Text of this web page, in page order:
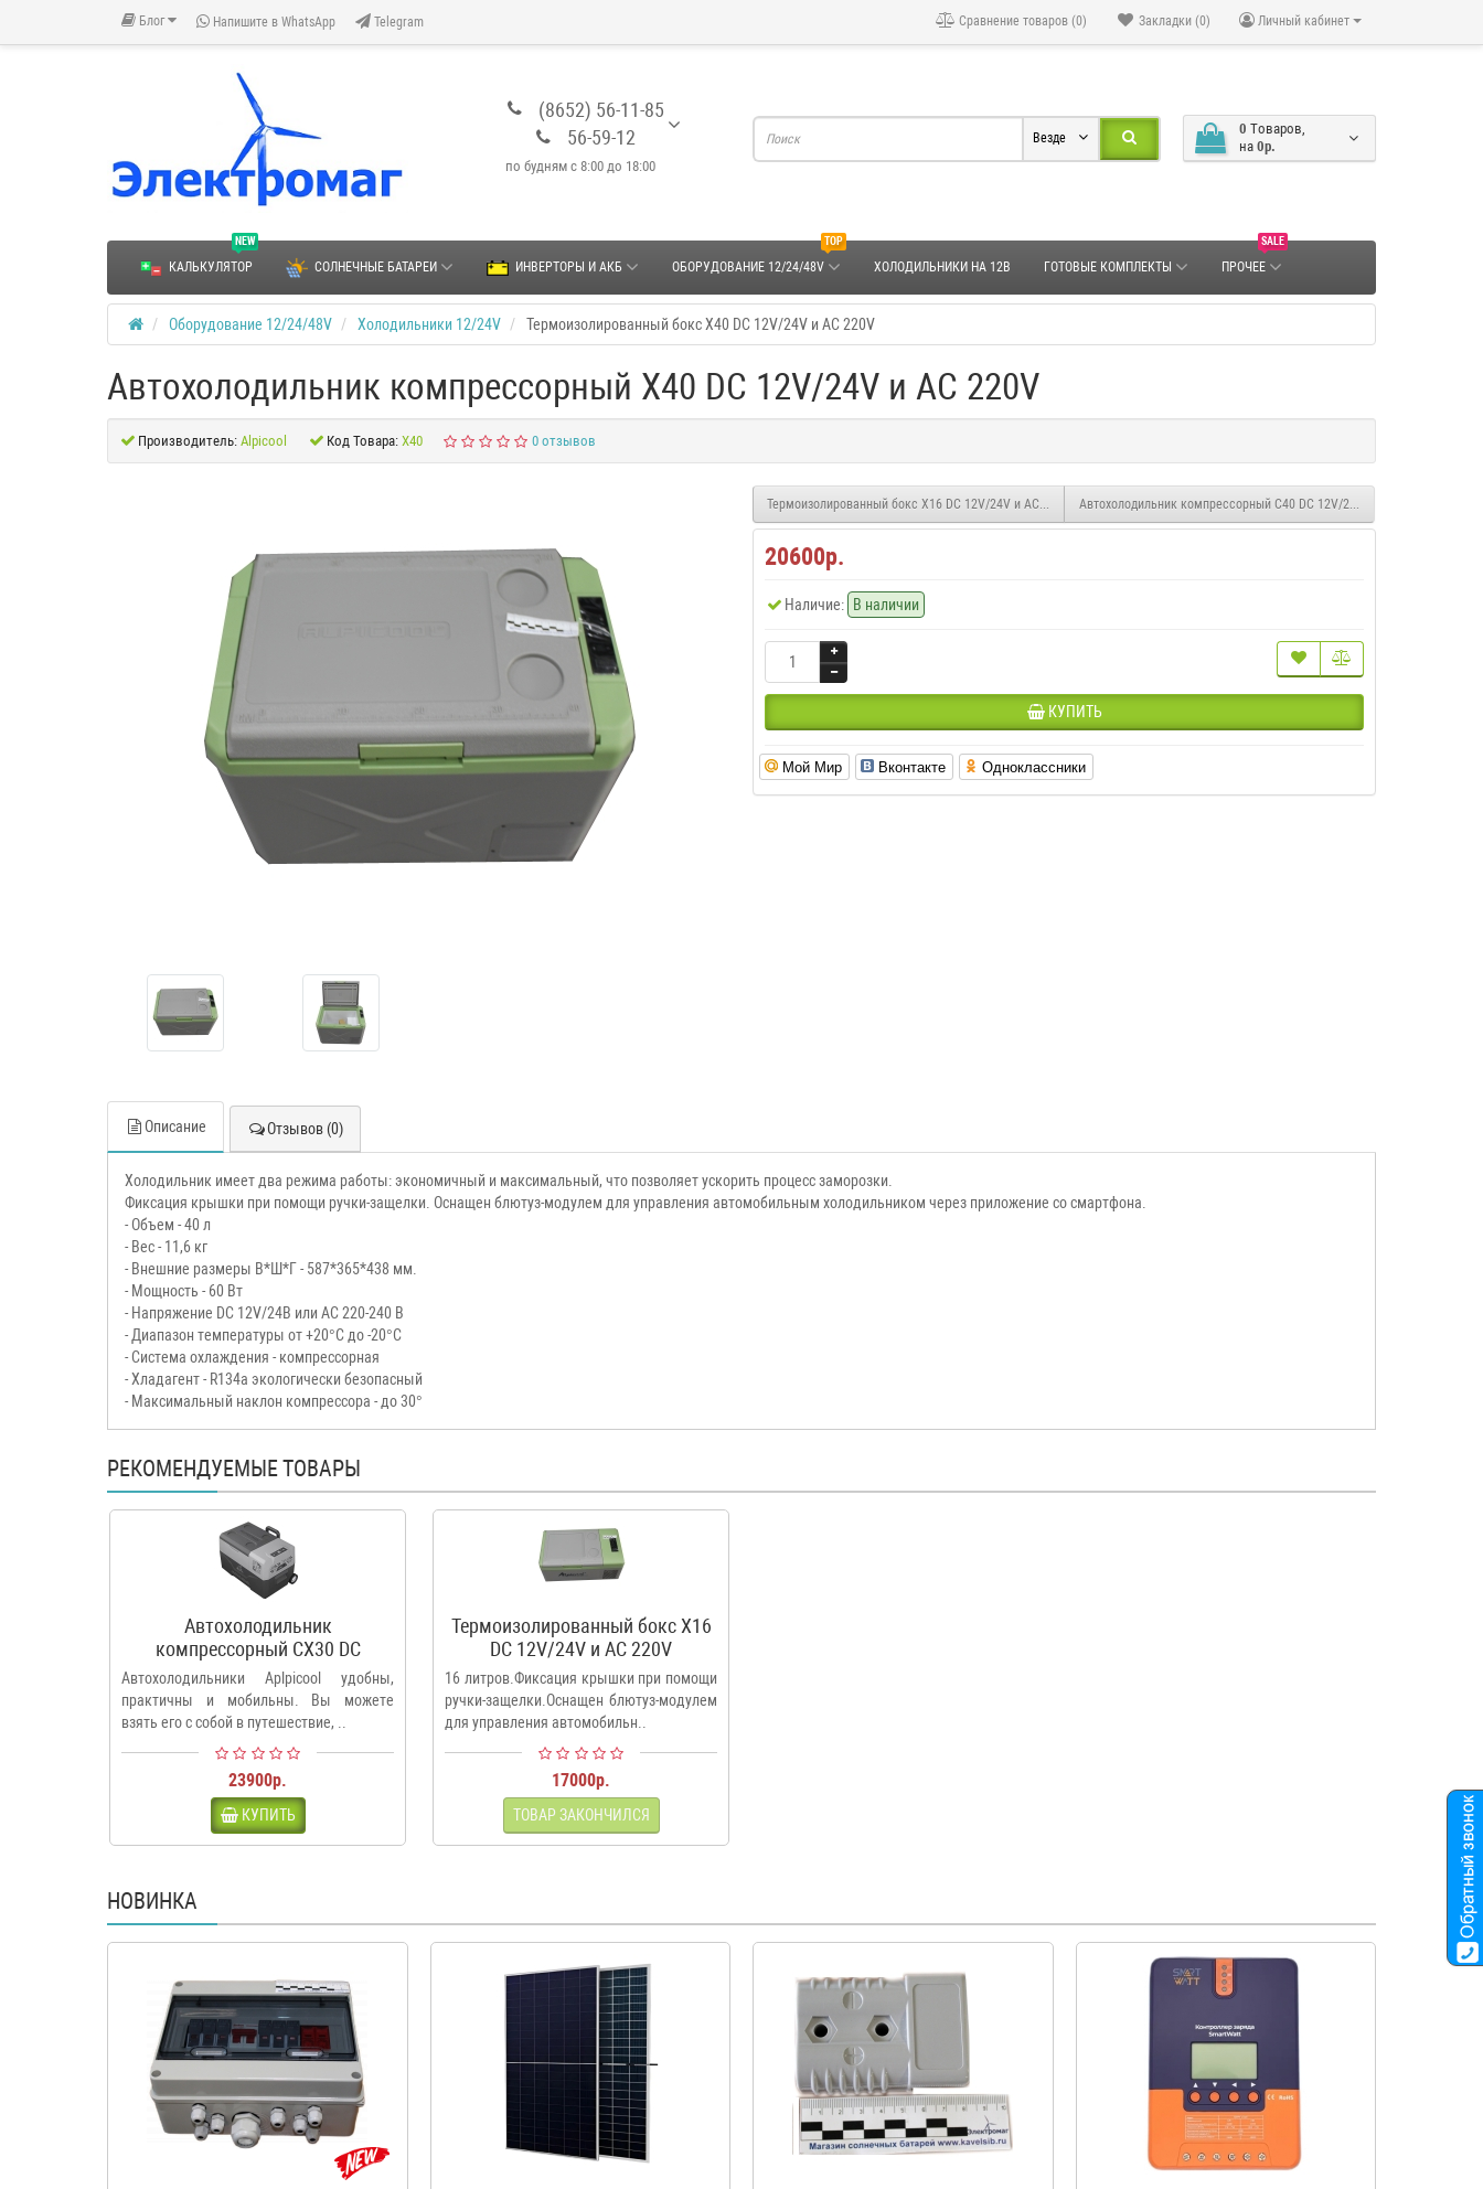
Блог Напишите в WhatsApp Telegram Личный кабинет
Закладки (0)
Сравнение товаров (0)
(8652) 56-11-85
56-59-12
по будням с 8:00 до 18:00
0 Tоваров,
на 0р.
Везде
NEW
КАЛЬКУЛЯТОР СОЛНЕЧНЫЕ БАТАРЕИ ИНВЕРТОРЫ И АКБ
TOP
ОБОРУДОВАНИЕ 12/24/48V ХОЛОДИЛЬНИКИ НА 12В ГОТОВЫЕ КОМПЛЕКТЫ
SALE
ПРОЧЕЕ
Оборудование 12/24/48V Холодильники 12/24V Термоизолированный бокс X40 DC 12V/24V и AC 220V
Автохолодильник компрессорный X40 DC 12V/24V и AC 220V
Производитель: Alpicool Код Товара: X40 0 отзывов
Термоизолированный бокс X16 DC 12V/24V и AC 220V Автохолодильник компрессорный C40 DC 12V/24V и AC 220V
20600р.
Наличие: В наличии
КУПИТЬ
Мой Мир Вконтакте Одноклассники
Описание Отзывов (0)
Холодильник имеет два режима работы: экономичный и максимальный, что позволяет ускорить процесс заморозки.
Фиксация крышки при помощи ручки-защелки. Оснащен блютуз-модулем для управления автомобильным холодильником через приложение со смартфона.
- Объем - 40 л
- Вес - 11,6 кг
- Внешние размеры В*Ш*Г - 587*365*438 мм.
- Мощность - 60 Вт
- Напряжение DС 12V/24В или АС 220-240 В
- Диапазон температуры от +20°C до -20°C
- Система охлаждения - компрессорная
- Хладагент - R134а экологически безопасный
- Максимальный наклон компрессора - до 30°
РЕКОМЕНДУЕМЫЕ ТОВАРЫ
Автохолодильник
компрессорный CX30 DC
12V/24V и AC 220V
Автохолодильники Aplpicool удобны,
практичны и мобильны. Вы можете
взять его с собой в путешествие, ..
23900р.
КУПИТЬ
Термоизолированный бокс X16
DC 12V/24V и AC 220V
16 литров.Фиксация крышки при помощи
ручки-защелки.Оснащен блютуз-модулем
для управления автомобильн..
17000р.
ТОВАР ЗАКОНЧИЛСЯ
НОВИНКА